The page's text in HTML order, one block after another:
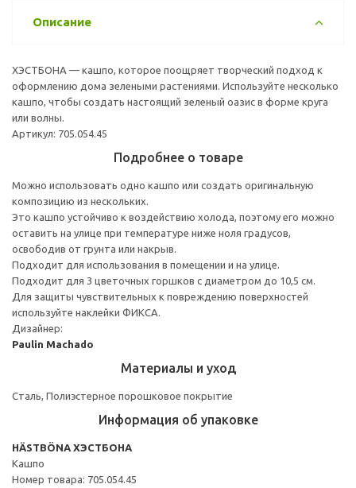
Описание
ХЭСТБОНА — кашпо, которое поощряет творческий подход к
оформлению дома зелеными растениями. Используйте несколько
кашпо, чтобы создать настоящий зеленый оазис в форме круга
или волны.
Артикул: 705.054.45
Подробнее о товаре
Можно использовать одно кашпо или создать оригинальную
композицию из нескольких.
Это кашпо устойчиво к воздействию холода, поэтому его можно
оставить на улице при температуре ниже ноля градусов,
освободив от грунта или накрыв.
Подходит для использования в помещении и на улице.
Подходит для 3 цветочных горшков с диаметром до 10,5 см.
Для защиты чувствительных к повреждению поверхностей
используйте наклейки ФИКСА.
Дизайнер:
Paulin Machado
Материалы и уход
Сталь, Полиэстерное порошковое покрытие
Информация об упаковке
HÄSTBÖNA ХЭСТБОНА
Кашпо
Номер товара: 705.054.45